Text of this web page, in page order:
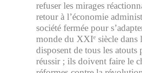
refuser les mirages
retour à l’économie
société fermée pour
monde du XXIe siècle dans
disposent de tous les atouts
réussir ; ils doivent faire le